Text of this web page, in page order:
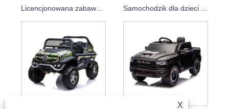
Licencjonowana zabawka do jazdy dla dzieci na zdalnie sterowanym aucie
X